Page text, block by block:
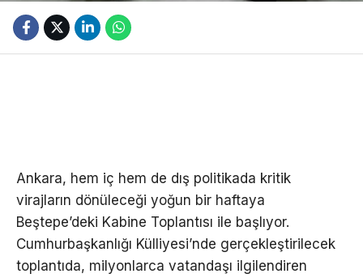
Ankara, hem iç hem de dış politikada kritik
virajların dönüleceği yoğun bir haftaya
Beştepe’deki Kabine Toplantısı ile başlıyor.
Cumhurbaşkanlığı Külliyesi’nde gerçekleştirilecek
toplantıda, milyonlarca vatandaşı ilgilendiren